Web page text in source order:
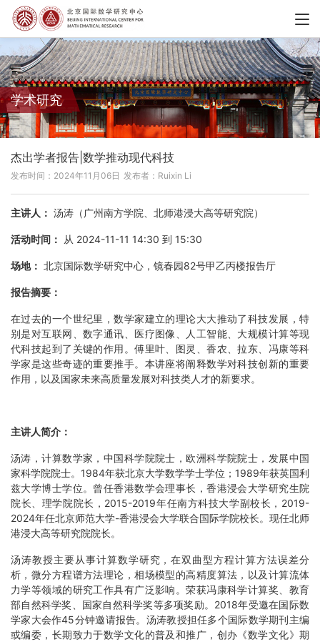
学术研究
杰出学者报告|数学推动现代科技
发布时间：2024年11月06日 发布者：Ruixin Li
主讲人： 汤涛（广州南方学院、北师港浸大高等研究院）
活动时间： 从 2024-11-11 14:30 到 15:30
场地： 北京国际数学研究中心，镜春园82号甲乙丙楼报告厅
报告摘要：
在过去的一个世纪里，数学家建立的理论大大推动了科技发展，特
别是对互联网、数字通讯、医疗图像、人工智能、大规模计算等现
代科技起到了关键的作用。傅里叶、图灵、香农、拉东、冯康等科
学家是这些奇迹的重要推手。本讲座将阐释数学对科技创新的重要
作用，以及国家未来高质量发展对科技类人才的新要求。
主讲人简介：
汤涛，计算数学家，中国科学院院士，欧洲科学院院士，发展中国
家科学院院士。 1984年获北京大学数学学士学位； 1989年获英国利
兹大学博士学位。曾任香港数学会理事长，香港浸会大学研究生院
院长、理学院院长， 2015-2019年任南方科技大学副校长， 2019-
2024年任北京师范大学-香港浸会大学联合国际学院校长。现任北师
港浸大高等研究院院长。
汤涛教授主要从事计算数学研究，在双曲型方程计算方法误差分
析，微分方程谱方法理论，相场模型的高精度算法，以及计算流体
力学等领域的研究工作具有广泛影响。荣获冯康科学计算奖、教育
部自然科学奖、国家自然科学奖等多项奖励。 2018年受邀在国际数
学家大会作45分钟邀请报告。汤涛教授担任多个国际数学期刊主编
或编委，长期致力于数学文化的普及和推广，创办《数学文化》期